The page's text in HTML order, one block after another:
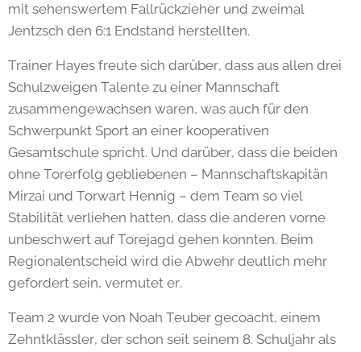
mit sehenswertem Fallrückzieher und zweimal
Jentzsch den 6:1 Endstand herstellten.
Trainer Hayes freute sich darüber, dass aus allen drei
Schulzweigen Talente zu einer Mannschaft
zusammengewachsen waren, was auch für den
Schwerpunkt Sport an einer kooperativen
Gesamtschule spricht. Und darüber, dass die beiden
ohne Torerfolg gebliebenen – Mannschaftskapitän
Mirzai und Torwart Hennig – dem Team so viel
Stabilität verliehen hatten, dass die anderen vorne
unbeschwert auf Torejagd gehen konnten. Beim
Regionalentscheid wird die Abwehr deutlich mehr
gefordert sein, vermutet er.
Team 2 wurde von Noah Teuber gecoacht, einem
Zehntklässler, der schon seit seinem 8. Schuljahr als